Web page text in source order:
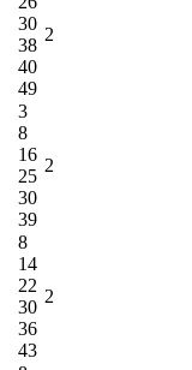
30
38
40
49
2
3
8
16
25
30
39
2
8
14
22
30
36
43
2